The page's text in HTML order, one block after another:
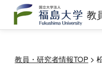
教
教員・研究者情報TOP >